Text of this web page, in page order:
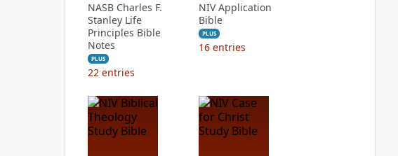
NASB Charles F.
Stanley Life
Principles Bible
Notes
PLUS
22 entries
NIV Application
Bible
PLUS
16 entries